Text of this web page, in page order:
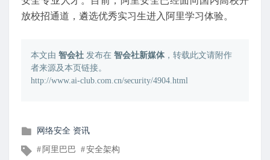
放校招通道，遴选优秀实习生进入阿里学习体验。
本文由 智会社 发布在 智会社新媒体，转载此文请附作
者来源及本页链接。
http://www.ai-club.com.cn/security/4904.html
发
在
网络安全 资讯
文 阿里巴巴 安全架构